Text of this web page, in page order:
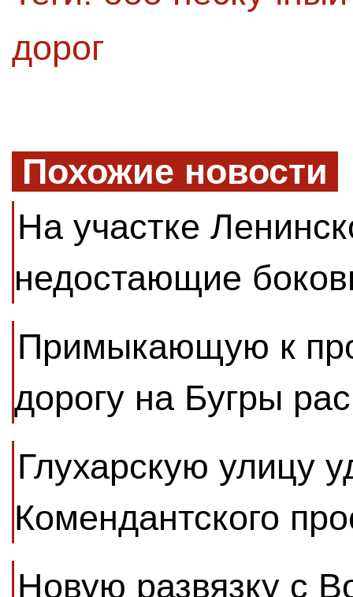
дорог
Похожие новости
На участке
недостающие
Примыкающую к
дорогу на Бугры
Глухарскую улицу
Комендантского
Новую развязку с